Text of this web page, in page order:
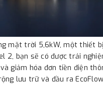
mặt trời 5,6kW, một thiết
2, bạn sẽ có được trải
giảm hóa đơn tiền điện
lưu trữ và đầu ra